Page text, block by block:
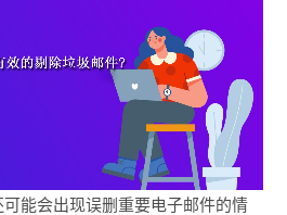
能会出现误删重要电子邮件的情